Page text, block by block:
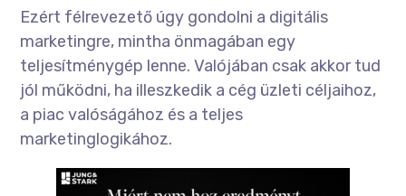
Ezért félrevezető úgy gondolni a digitális
marketingre, mintha önmagában egy
teljesítménygép lenne. Valójában csak akkor tud
jól működni, ha illeszkedik a cég üzleti céljaihoz,
a piac valóságához és a teljes
marketinglogikához.